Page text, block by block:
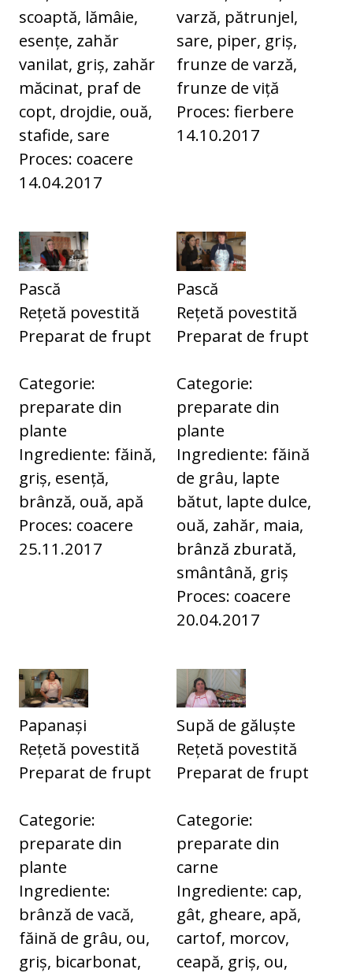
scoaptă, lămâie,
esențe, zahăr
vanilat, griș, zahăr
măcinat, praf de
copt, drojdie, ouă,
stafide, sare
Proces: coacere
14.04.2017
varză, pătrunjel,
sare, piper, griș,
frunze de varză,
frunze de viță
Proces: fierbere
14.10.2017
Pască
Rețetă povestită
Preparat de frupt
Categorie:
preparate din
plante
Ingrediente: făină,
griș, esență,
brânză, ouă, apă
Proces: coacere
25.11.2017
Pască
Rețetă povestită
Preparat de frupt
Categorie:
preparate din
plante
Ingrediente: făină
de grâu, lapte
bătut, lapte dulce,
ouă, zahăr, maia,
brânză zburată,
smântână, griș
Proces: coacere
20.04.2017
Papanași
Rețetă povestită
Preparat de frupt
Categorie:
preparate din
plante
Ingrediente:
brânză de vacă,
făină de grâu, ou,
griș, bicarbonat,
Supă de găluște
Rețetă povestită
Preparat de frupt
Categorie:
preparate din
carne
Ingrediente: cap,
gât, gheare, apă,
cartof, morcov,
ceapă, griș, ou,